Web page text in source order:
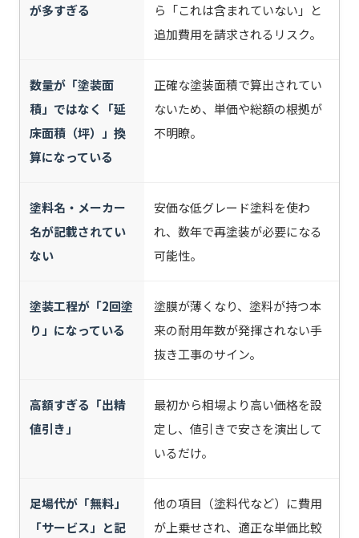
が多すぎる
ら「これは含まれていない」と
追加費用を請求されるリスク。
数量が「塗装面
積」ではなく「延
床面積（坪）」換
算になっている
正確な塗装面積で算出されてい
ないため、単価や総額の根拠が
不明瞭。
塗料名・メーカー
名が記載されてい
ない
安価な低グレード塗料を使わ
れ、数年で再塗装が必要になる
可能性。
塗装工程が「2回塗
り」になっている
塗膜が薄くなり、塗料が持つ本
来の耐用年数が発揮されない手
抜き工事のサイン。
高額すぎる「出精
値引き」
最初から相場より高い価格を設
定し、値引きで安さを演出して
いるだけ。
足場代が「無料」
「サービス」と記
他の項目（塗料代など）に費用
が上乗せされ、適正な単価比較